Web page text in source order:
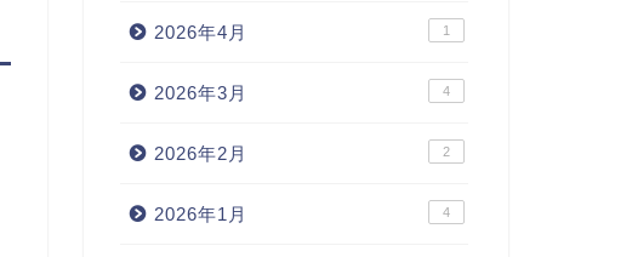
2026年4月 1
2026年3月 4
2026年2月 2
2026年1月 4